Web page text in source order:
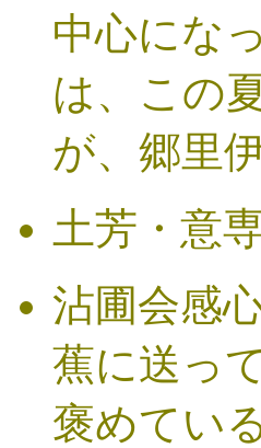
中心にな
は、この
が、郷里
土芳・意
沾圃会感
蕉に送っ
褒めてい